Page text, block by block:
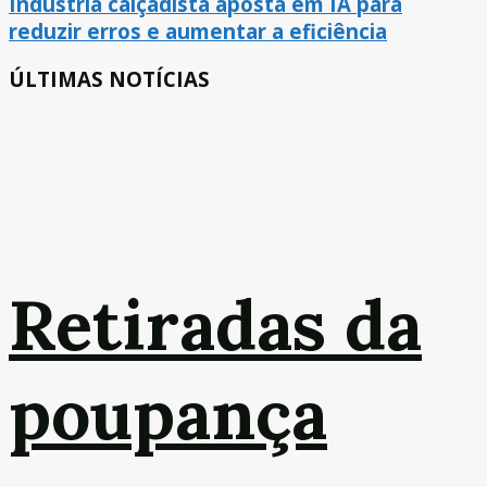
reduzir erros e aumentar a eficiência
ÚLTIMAS NOTÍCIAS
Retiradas da
poupança